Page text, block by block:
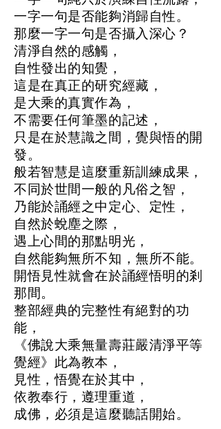
一字一句是否能夠消歸自性。
那麼一字一句是否攝入深心？
清淨自然的感觸，
自性發出的知覺，
這是在真正的研究經藏，
是大乘的真實作為，
不需要任何筆墨的記述，
只是在於慧識之間，覺與悟的開
發。
般若智慧是這麼重新訓練成果，
不同於世間一般的凡俗之智，
乃能於誦經之中定心、定性，
自然於蛻塵之際，
遇上心間的那點明光，
自然能夠無所不知，無所不能。
開悟見性就會在於誦經悟明的剎
那間。
整部經典的完整性有絕對的功
能，
《佛說大乘無量壽莊嚴清淨平等
覺經》此為教本，
見性，悟覺在於其中，
依教奉行，遵理重道，
成佛，必須是這麼聽話開始。